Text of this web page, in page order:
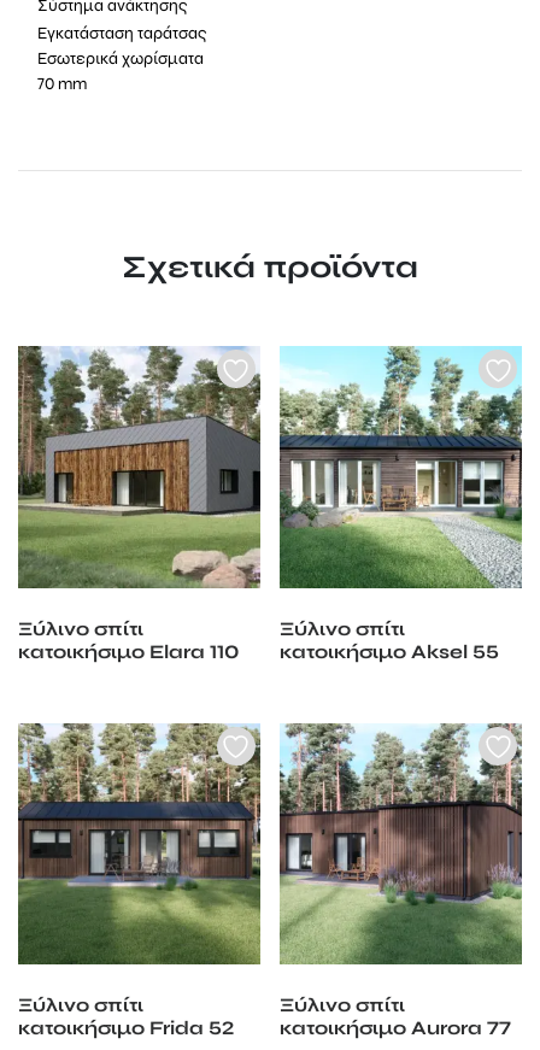
Σύστημα ανάκτησης
Εγκατάσταση ταράτσας
Εσωτερικά χωρίσματα
70 mm
Σχετικά προϊόντα
Ξύλινο σπίτι
κατοικήσιμο Elara 110
Ξύλινο σπίτι
κατοικήσιμο Aksel 55
Ξύλινο σπίτι
κατοικήσιμο Frida 52
Ξύλινο σπίτι
κατοικήσιμο Aurora 77